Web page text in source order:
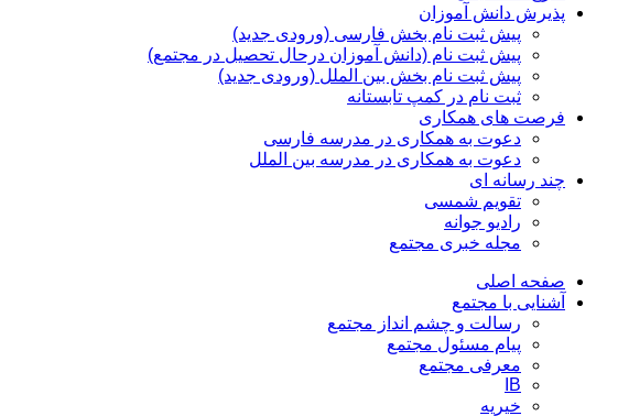
پذیرش دانش آموزان
پیش ثبت نام بخش فارسی (ورودی جدید)
پیش ثبت نام (دانش آموزان درحال تحصیل در مجتمع)
پیش ثبت نام بخش بین الملل (ورودی جدید)
ثبت نام در کمپ تابستانه
فرصت های همکاری
دعوت به همکاری در مدرسه فارسی
دعوت به همکاری در مدرسه بین الملل
چند رسانه ای
تقویم شمسی
رادیو جوانه
مجله خبری مجتمع
صفحه اصلی
آشنایی با مجتمع
رسالت و چشم انداز مجتمع
پیام مسئول مجتمع
معرفی مجتمع
IB
خیریه